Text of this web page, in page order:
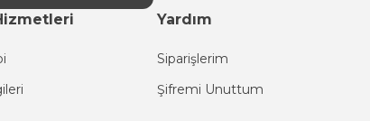
Yardım
Siparişlerim
Şifremi Unuttum